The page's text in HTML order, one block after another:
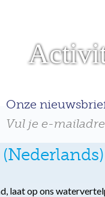
laat op ons
Onze
Vul je e-